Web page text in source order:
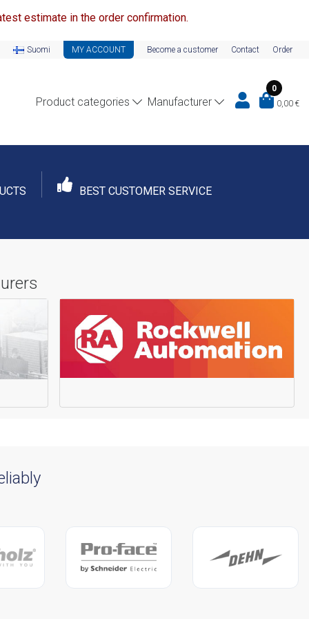
estimate in the order confirmation.
Suomi MY ACCOUNT Become a customer Contact Order
Product categories Manufacturer
0
0,00 €
BEST CUSTOMER SERVICE